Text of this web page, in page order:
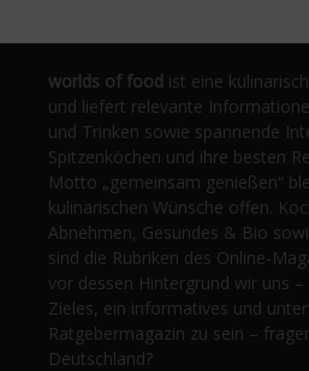
worlds of food ist eine
und liefert relevante
und Trinken sowie spannende
Spitzenköchen und ihre besten
Motto „gemeinsam genießen“
kulinarischen Wünsche offen.
Abnehmen, Gesundes & Bio
sind die Rubriken des Online-
vor dessen Hintergrund wir uns
Zieles, ein informatives und
Ratgebermagazin zu sein –
Deutschland?